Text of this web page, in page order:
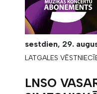
sestdien, 29.
LATGALES
LNSO